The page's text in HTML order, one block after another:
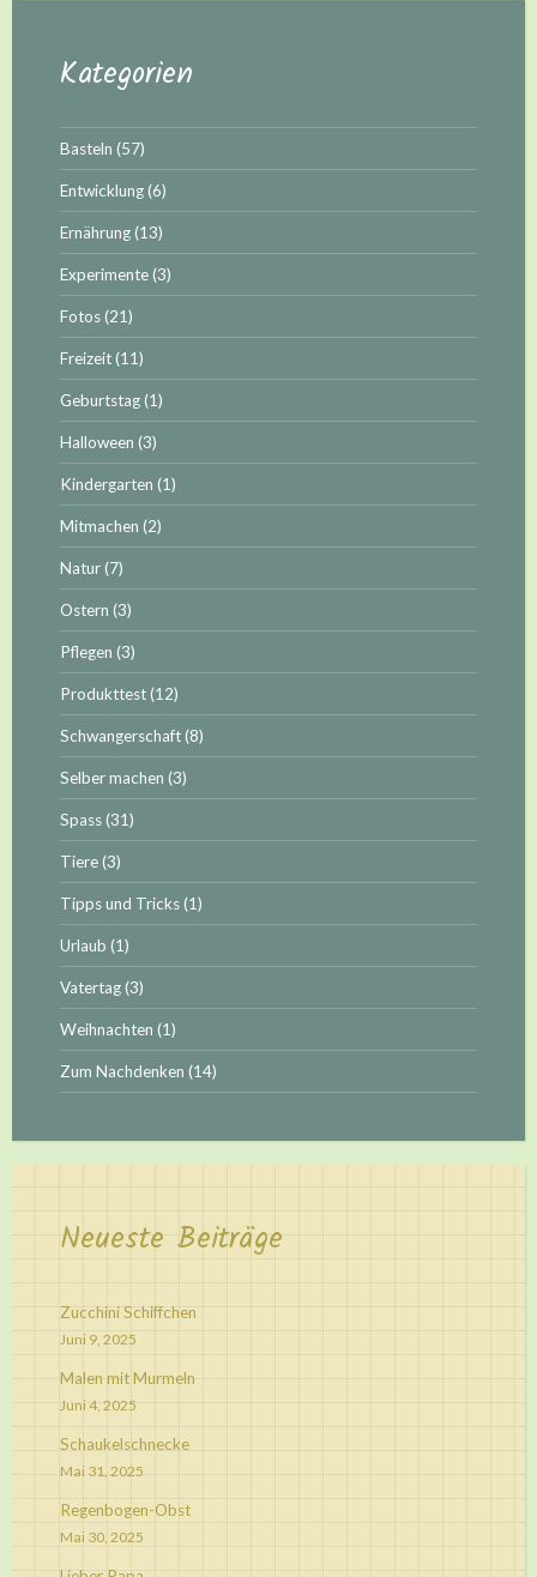
Kategorien
Basteln (57)
Entwicklung(6)
Ernährung(13)
Experimente(3)
Fotos(21)
Freizeit(11)
Geburtstag(1)
Halloween (3)
Kindergarten (1)
Mitmachen (2)
Natur(7)
Ostern (3)
Pflegen (3)
Produkttest(12)
Schwangerschaft(8)
Selber machen (3)
Spass(31)
Tiere(3)
Tipps und Tricks(1)
Urlaub (1)
Vatertag(3)
Weihnachten (1)
Zum Nachdenken (14)
Neueste Beiträge
Zucchini Schiffchen
Juni 9, 2025
Malen mit Murmeln
Juni 4, 2025
Schaukelschnecke
Mai 31, 2025
Regenbogen-Obst
Mai 30, 2025